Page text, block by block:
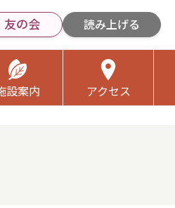
友の会 読み上げる
設案内 アクセス